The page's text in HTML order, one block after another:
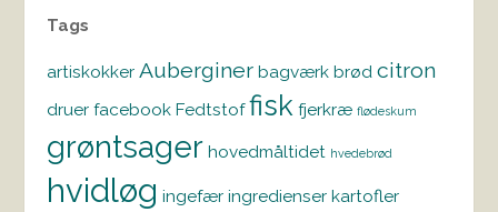
Tags
artiskokker Auberginer bagværk brød citron
druer facebook Fedtstof fisk fjerkræ flødeskum
grøntsager hovedmåltidet hvedebrød
hvidløg ingefær ingredienser kartofler